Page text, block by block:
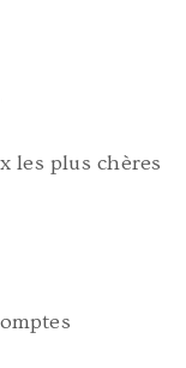
les plus chères